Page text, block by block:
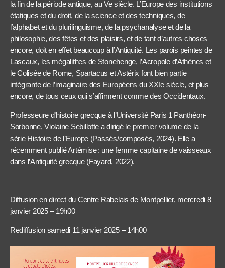
la fin de la période antique, au Ve siècle. L’Europe des institutions
étatiques et du droit, de la science et des techniques, de
l’alphabet et du plurilinguisme, de la psychanalyse et de la
philosophie, des fêtes et des plaisirs, et de tant d’autres choses
encore, doit en effet beaucoup à l’Antiquité. Les parois peintes de
Lascaux, les mégalithes de Stonehenge, l’Acropole d’Athènes et
le Colisée de Rome, Spartacus et Astérix font bien partie
intégrante de l’imaginaire des Européens du XXIe siècle, et plus
encore, de tous ceux qui s’affirment comme des Occidentaux.
Professeure d’histoire grecque à l’Université Paris 1 Panthéon-
Sorbonne, Violaine Sebillotte a dirigé le premier volume de la
série Histoire de l’Europe (Passés/composés, 2024). Elle a
récemment publié Artémise : une femme capitaine de vaisseaux
dans l’Antiquité grecque (Fayard, 2022).
Diffusion en direct du Centre Rabelais de Montpellier, mercredi 8
janvier 2025 – 19h00
Rediffusion samedi 11 janvier 2025 – 14h00